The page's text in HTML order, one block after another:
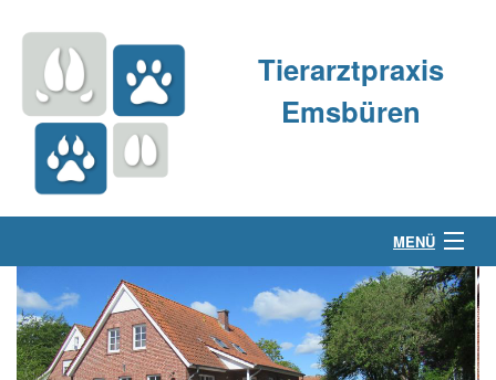
Tierarztpraxis
Emsbüren
MENÜ
Über uns
Kleintierpraxis